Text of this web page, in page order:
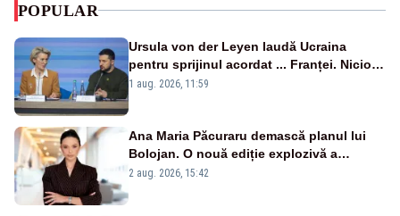
POPULAR
Ursula von der Leyen laudă Ucraina
pentru sprijinul acordat ... Franței. Nicio
reacție privind ajutorul energetic promis
1 aug. 2026, 11:59
Ana Maria Păcuraru demască planul lui
Bolojan. O nouă ediție explozivă a
emisiunii „Miza Zilei” la Realitatea PLUS
2 aug. 2026, 15:42